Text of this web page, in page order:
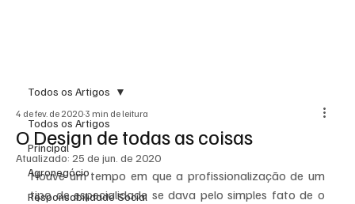
Todos os Artigos
Principal
Agronegócio
Responsabilidade Social
Todos os Artigos
O Design de todas as coisas
4 de fev. de 2020 3 min de leitura
Atualizado: 25 de jun. de 2020
Houve um tempo em que a profissionalização de um
tipo de especialidade se dava pelo simples fato de o